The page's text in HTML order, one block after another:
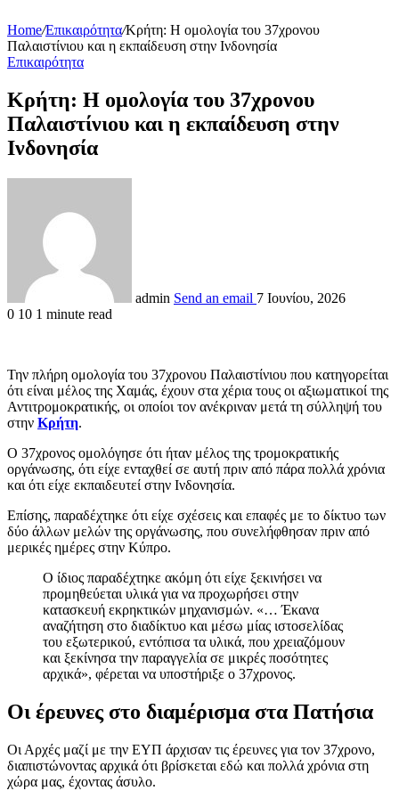
Home/Επικαιρότητα/Κρήτη: Η ομολογία του 37χρονου
Παλαιστίνιου και η εκπαίδευση στην Ινδονησία
Επικαιρότητα
Κρήτη: Η ομολογία του 37χρονου
Παλαιστίνιου και η εκπαίδευση στην
Ινδονησία
admin Send an email 7 Ιουνίου, 2026
0 10 1 minute read
Την πλήρη ομολογία του 37χρονου Παλαιστίνιου που κατηγορείται
ότι είναι μέλος της Χαμάς, έχουν στα χέρια τους οι αξιωματικοί της
Αντιτρομοκρατικής, οι οποίοι τον ανέκριναν μετά τη σύλληψή του
στην Κρήτη.
Ο 37χρονος ομολόγησε ότι ήταν μέλος της τρομοκρατικής
οργάνωσης, ότι είχε ενταχθεί σε αυτή πριν από πάρα πολλά χρόνια
και ότι είχε εκπαιδευτεί στην Ινδονησία.
Επίσης, παραδέχτηκε ότι είχε σχέσεις και επαφές με το δίκτυο των
δύο άλλων μελών της οργάνωσης, που συνελήφθησαν πριν από
μερικές ημέρες στην Κύπρο.
Ο ίδιος παραδέχτηκε ακόμη ότι είχε ξεκινήσει να
προμηθεύεται υλικά για να προχωρήσει στην
κατασκευή εκρηκτικών μηχανισμών. «… Έκανα
αναζήτηση στο διαδίκτυο και μέσω μίας ιστοσελίδας
του εξωτερικού, εντόπισα τα υλικά, που χρειαζόμουν
και ξεκίνησα την παραγγελία σε μικρές ποσότητες
αρχικά», φέρεται να υποστήριξε ο 37χρονος.
Οι έρευνες στο διαμέρισμα στα Πατήσια
Οι Αρχές μαζί με την ΕΥΠ άρχισαν τις έρευνες για τον 37χρονο,
διαπιστώνοντας αρχικά ότι βρίσκεται εδώ και πολλά χρόνια στη
χώρα μας, έχοντας άσυλο.